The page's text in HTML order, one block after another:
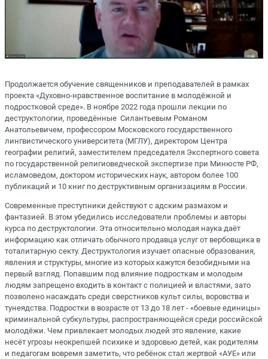
Продолжается обучение священников и преподавателей в рамках
проекта «Духовно-нравственное воспитание в молодёжной и
подростковой среде». В ноябре 2022 года прошли лекции по
деструктологии, проведённые Силантьевым Романом
Анатольевичем, профессором Московского государственного
лингвистического университета (МГЛУ), директором Центра
географии религий, заместителем председателя Экспертного совета
по государственной религиоведческой экспертизе при Минюсте РФ,
исламоведом, доктором исторических наук, автором более 100
публикаций и 10 книг по деструктивным организациям в России.
Современные преступники действуют с адским размахом и
фантазией. В этом убедились исследователи проблемы и авторы
курса по деструктологии. Эта относительно молодая наука даёт
информацию как отличать обычного продавца услуг от вербовщика в
тоталитарную секту. Деструктология изучает опасные образования,
явления и структуры, многие из которых кажутся безобидными на
первый взгляд. Попавшим под влияние подросткам и молодым
людям запрещено входить в контакт с полицией и властями, зато
позволено насаждать среди сверстников культ силы, воровства и
тунеядства. Подростки в возрасте от 13 до 18 лет - «боевые единицы»
криминальной субкультуры, распространяющейся среди российской
молодёжи. Чем привлекает молодых людей это явление, какие
несёт угрозы неокрепшей психике и здоровью детей, как родителям
и педагогам вовремя заметить, что ребёнок стал жертвой «АУЕ» или